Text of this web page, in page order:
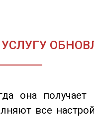
она получает
все